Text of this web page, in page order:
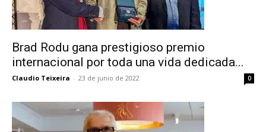
Brad Rodu gana prestigioso premio
internacional por toda una vida dedicada...
Claudio Teixeira - 23 de junio de 2022 0